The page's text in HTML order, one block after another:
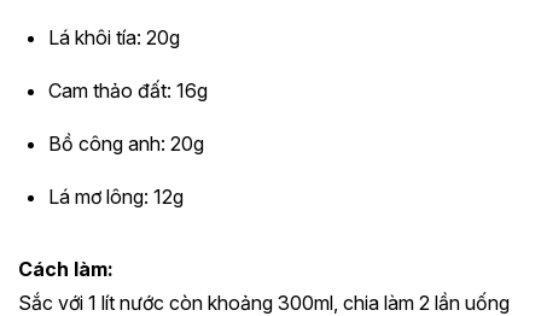
Lá khôi tía: 20g
Cam thảo đất: 16g
Bồ công anh: 20g
Lá mơ lông: 12g
Cách làm:
Sắc với 1 lít nước còn khoảng 300ml, chia làm 2 lần uống